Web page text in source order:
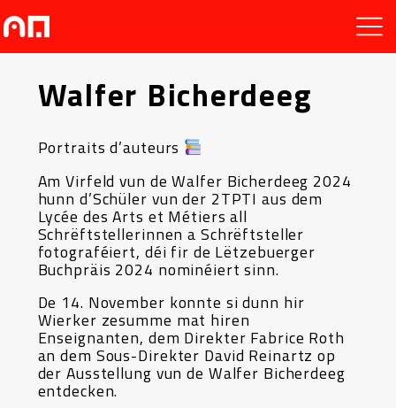
Walfer Bicherdeeg
Portraits d’auteurs
Am Virfeld vun de Walfer Bicherdeeg 2024
hunn d’Schüler vun der 2TPTI aus dem
Lycée des Arts et Métiers all
Schrëftstellerinnen a Schrëftsteller
fotograféiert, déi fir de Lëtzebuerger
Buchpräis 2024 nominéiert sinn.
De 14. November konnte si dunn hir
Wierker zesumme mat hiren
Enseignanten, dem Direkter Fabrice Roth
an dem Sous-Direkter David Reinartz op
der Ausstellung vun de Walfer Bicherdeeg
entdecken.